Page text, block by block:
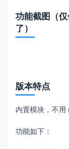
功能截图（
了）
版本特点
内置模块，不
功能如下：